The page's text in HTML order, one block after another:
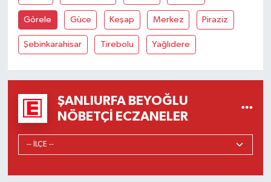
Görele Güce Keşap Merkez Piraziz
Şebinkarahisar Tirebolu Yağlıdere
ŞANLIURFA BEYOĞLU
NÖBETÇI ECZANELER